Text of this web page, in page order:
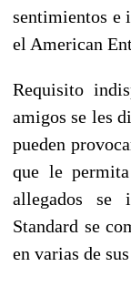
sentimientos e
el American
Requisito
amigos se les
pueden
que le
allegados se
Standard se
en varias de